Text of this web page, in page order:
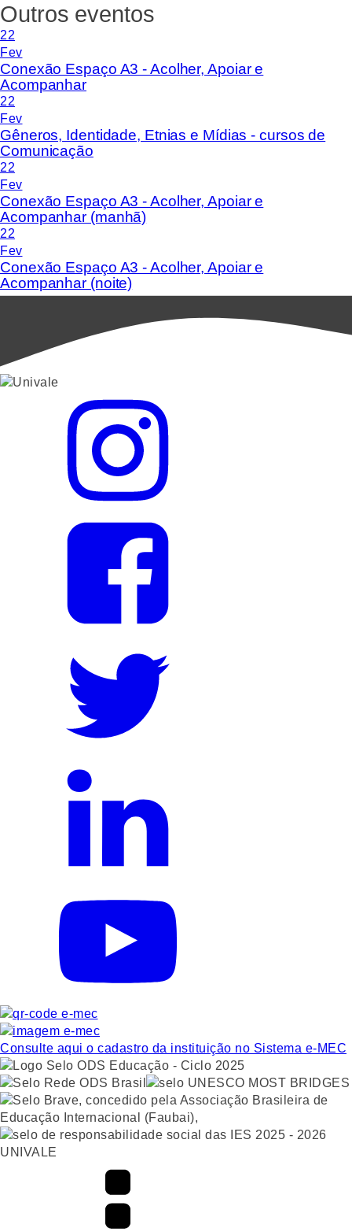
Outros eventos
22
Fev
Conexão Espaço A3 - Acolher, Apoiar e
Acompanhar
22
Fev
Gêneros, Identidade, Etnias e Mídias - cursos de
Comunicação
22
Fev
Conexão Espaço A3 - Acolher, Apoiar e
Acompanhar (manhã)
22
Fev
Conexão Espaço A3 - Acolher, Apoiar e
Acompanhar (noite)
Consulte aqui o cadastro da instituição no Sistema e-MEC
UNIVALE